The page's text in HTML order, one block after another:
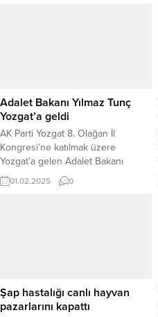
Adalet Bakanı Yılmaz Tunç
Yozgat’a geldi
AK Parti Yozgat 8. Olağan İl
Kongresi’ne katılmak üzere
Yozgat’a gelen Adalet Bakanı
Yılmaz Tunç, kongre öncesinde bir
dizi ziyaret gerçekleştirdi. Bakan
Tunç’un Yozgat’taki ilk...
01.02.2025 0
Şap hastalığı canlı hayvan
pazarlarını kapattı